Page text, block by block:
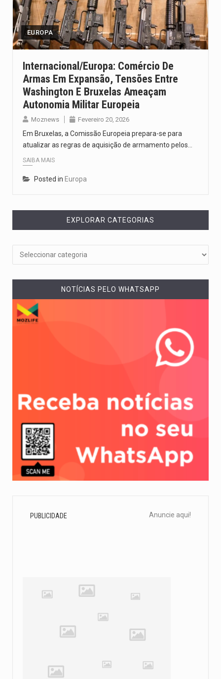
O pagamento marca o desfecho de um dos processos mais…
O programa, cuja implementação está prevista entre abril de 2026…
O Departamento de Estado norte-americano confirmou que cidadãos dos Estados…
EUROPA
Internacional/Europa: Comércio De
Armas Em Expansão, Tensões Entre
Washington E Bruxelas Ameaçam
Autonomia Militar Europeia
Moznews Fevereiro 20, 2026
Em Bruxelas, a Comissão Europeia prepara-se para
atualizar as regras de aquisição de armamento pelos…
SAIBA MAIS
Posted in Europa
EXPLORAR CATEGORIAS
NOTÍCIAS PELO WHATSAPP
PUBLICIDADE Anuncie aqui!